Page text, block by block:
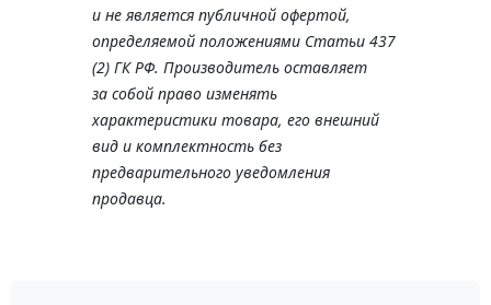
и не является публичной офертой,
определяемой положениями Статьи 437
(2) ГК РФ. Производитель оставляет
за собой право изменять
характеристики товара, его внешний
вид и комплектность без
предварительного уведомления
продавца.